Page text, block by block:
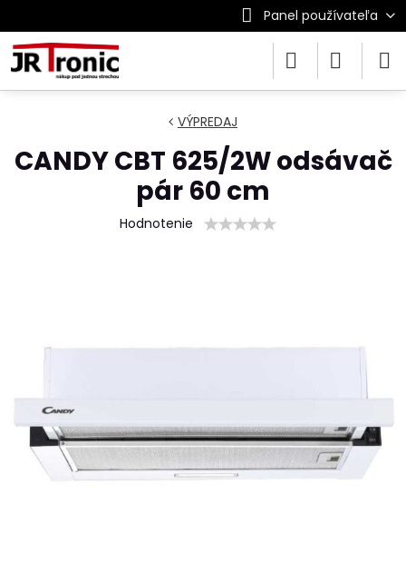
Panel používateľa
VÝPREDAJ
CANDY CBT 625/2W odsávač
pár 60 cm
Hodnotenie